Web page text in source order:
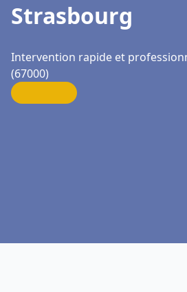
Strasbourg
Intervention rapide et
(67000)